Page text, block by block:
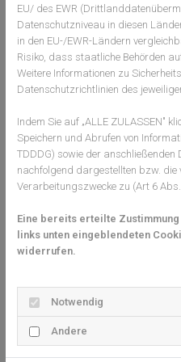
Zurück zur Übersicht
zu dreschen!“, so Dr. Heinrich
Robert Schneider,
geht bei der Forderung nach
als eine erzieherische
Ressourcen missbrauchen.
hoch sein können, wie der
den versäumten Termin. Hier
sprechen, ist mehr als
Verlust für die Praxis.“
2023-08-04-pm-arzttermine-
Christian Messer
EU/ des EWR
Datenschutzniveau in diesen
in den EU-/EWR-Ländern
Risiko, dass staatliche Behörden
Weitere Informationen zu
Datenschutzrichtlinien des
Indem Sie auf „ALLE ZULASSEN"
Speichern und Abrufen von
TDDDG) sowie der
nachfolgend dargestellten bzw. die
Verarbeitungszwecke zu (Art 6 Abs.
Eine bereits erteilte
links unten eingeblendeten
widerrufen.
Notwendig
Andere